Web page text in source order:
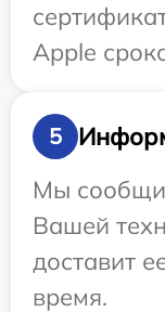
Apple
5
Мы
Вашей
доставит
время.